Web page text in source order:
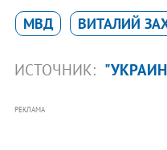
МВД ВИТАЛИЙ
ИСТОЧНИК:
РЕКЛАМА